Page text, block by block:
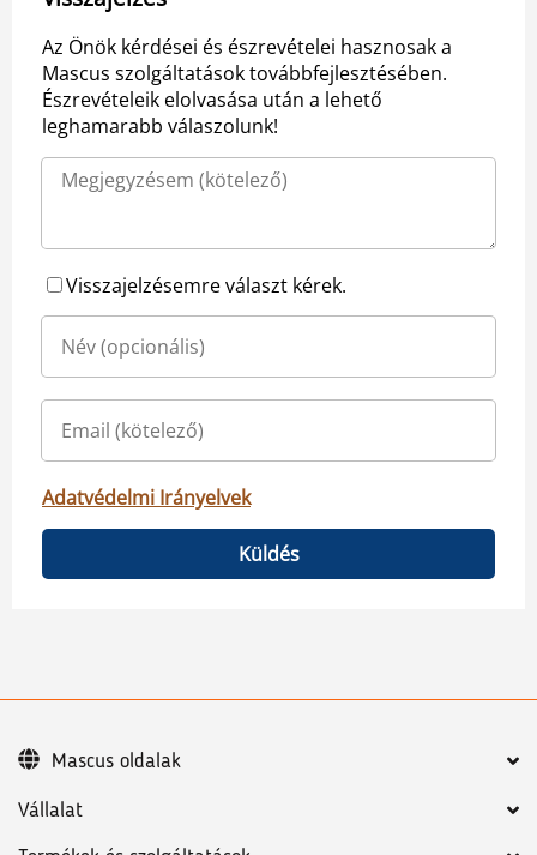
Az Önök kérdései és észrevételei hasznosak a
Mascus szolgáltatások továbbfejlesztésében.
Észrevételeik elolvasása után a lehető
leghamarabb válaszolunk!
Visszajelzésemre választ kérek.
Adatvédelmi Irányelvek
Küldés
Vállalat
Mascus oldalak